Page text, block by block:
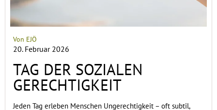
Von EJÖ
20. Februar 2026
TAG DER SOZIALEN
GERECHTIGKEIT
Jeden Tag erleben Menschen Ungerechtigkeit – oft subtil,